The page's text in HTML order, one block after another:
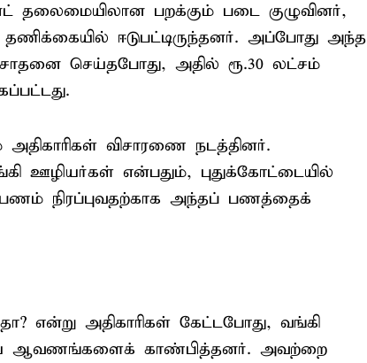
தலைமையிலான பறக்கும் படை குழுவினர்,
ஈடுபட்டிருந்தனர். அப்போது அந்த
செய்தபோது, அதில் ரூ.30 லட்சம்
விசாரணை நடத்தினர்.
ஊழியர்கள் என்பதும், புதுக்கோட்டையில்
நிரப்புவதற்காக அந்தப் பணத்தைக்
அதிகாரிகள் கேட்டபோது, வங்கி
ஆவணங்களைக் காண்பித்தனர். அவற்றை